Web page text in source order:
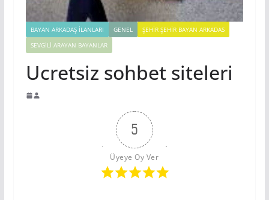
BAYAN ARKADAŞ İLANLARI GENEL
ŞEHIR ŞEHIR BAYAN ARKADAS
SEVGILI ARAYAN BAYANLAR
Ucretsiz sohbet siteleri
5
Üyeye Oy Ver